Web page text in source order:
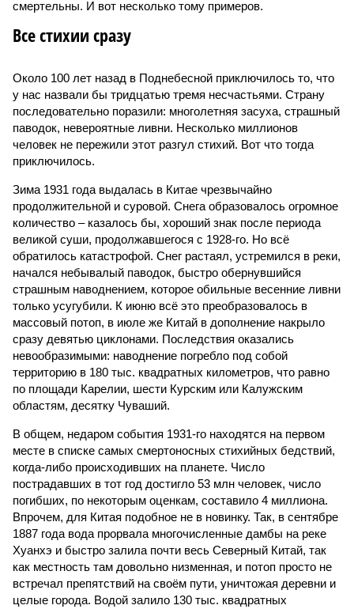
смертельны. И вот несколько тому примеров.
Все стихии сразу
Около 100 лет назад в Поднебесной приключилось то, что
у нас назвали бы тридцатью тремя несчастьями. Страну
последовательно поразили: многолетняя засуха, страшный
паводок, невероятные ливни. Несколько миллионов
человек не пережили этот разгул стихий. Вот что тогда
приключилось.
Зима 1931 года выдалась в Китае чрезвычайно
продолжительной и суровой. Снега образовалось огромное
количество – казалось бы, хороший знак после периода
великой суши, продолжавшегося с 1928-го. Но всё
обратилось катастрофой. Снег растаял, устремился в реки,
начался небывалый паводок, быстро обернувшийся
страшным наводнением, которое обильные весенние ливни
только усугубили. К июню всё это преобразовалось в
массовый потоп, в июле же Китай в дополнение накрыло
сразу девятью циклонами. Последствия оказались
невообразимыми: наводнение погребло под собой
территорию в 180 тыс. квадратных километров, что равно
по площади Карелии, шести Курским или Калужским
областям, десятку Чуваший.
В общем, недаром события 1931-го находятся на первом
месте в списке самых смертоносных стихийных бедствий,
когда-либо происходивших на планете. Число
пострадавших в тот год достигло 53 млн человек, число
погибших, по некоторым оценкам, составило 4 миллиона.
Впрочем, для Китая подобное не в новинку. Так, в сентябре
1887 года вода прорвала многочисленные дамбы на реке
Хуанхэ и быстро залила почти весь Северный Китай, так
как местность там довольно низменная, и потоп просто не
встречал препятствий на своём пути, уничтожая деревни и
целые города. Водой залило 130 тыс. квадратных